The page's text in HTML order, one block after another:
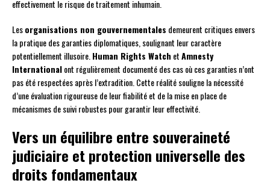
effectivement le risque de traitement inhumain.
Lesorganisations non gouvernementales demeurent critiques envers
la pratique des garanties diplomatiques, soulignant leur caractère
potentiellement illusoire.Human Rights Watch etAmnesty
Internationalont régulièrement documenté des cas où ces garanties n’ont
pas été respectées après l’extradition. Cette réalité souligne la nécessité
d’une évaluation rigoureuse de leur fiabilité et de la mise en place de
mécanismes de suivi robustes pour garantir leur effectivité.
Vers un équilibre entre souveraineté
judiciaire et protection universelle des
droits fondamentaux